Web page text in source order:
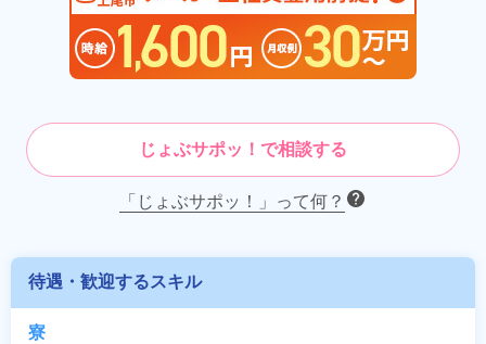
じょぶサポッ！で相談する
「じょぶサポッ！」って何？
待遇・歓迎するスキル
寮